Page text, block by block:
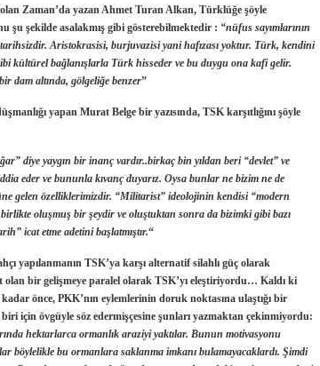
olan Zaman’da yazanAhmet Turan Alkan, Türklüğe şöyle
şu şekilde asalakmış gibi gösterebilmektedir : “nüfus sayımlarının
Aristokrasisi, burjuvazisi yani hafızası yoktur. Türk, kendini
kültürel bağlanışlarla Türk hisseder ve bu duygu ona kafi gelir.
dam altında, gölgeliğe benzer”
yapan Murat Belge bir yazısında, TSK karşıtlığını şöyle
diye yaygın bir inanç vardır..birkaç bin yıldan beri “devlet” ve
eder ve bununla kıvanç duyarız. Oysa bunlar ne bizim ne de
gelen özelliklerimizdir. “Militarist” ideolojinin kendisi “modern
oluşmuş bir şeydir ve oluştuktan sonra da bizimki gibi bazı
icat etme adetini başlatmıştır.“
yapılanmanın TSK’ya karşı alternatif silahlı güç olarak
olan bir gelişmeye paralel olarak TSK’yı eleştiriyordu… Kaldı ki
önce, PKK’nın eylemlerinin doruk noktasına ulaştığı bir
için övgüyle söz edermişçesine şunları yazmaktan çekinmiyordu:
hektarlarca ormanlık araziyi yaktılar. Bunun motivasyonu
böylelikle bu ormanlara saklanma imkanı bulamayacaklardı. Şimdi